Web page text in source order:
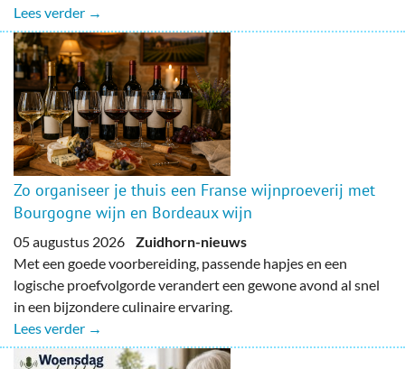
Lees verder →
Zo organiseer je thuis een Franse wijnproeverij met
Bourgogne wijn en Bordeaux wijn
05 augustus 2026 Zuidhorn-nieuws
Met een goede voorbereiding, passende hapjes en een
logische proefvolgorde verandert een gewone avond al snel
in een bijzondere culinaire ervaring.
Lees verder →